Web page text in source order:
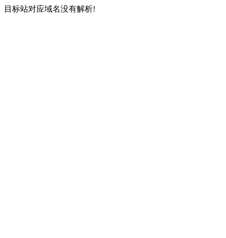
目标站对应域名没有解析!